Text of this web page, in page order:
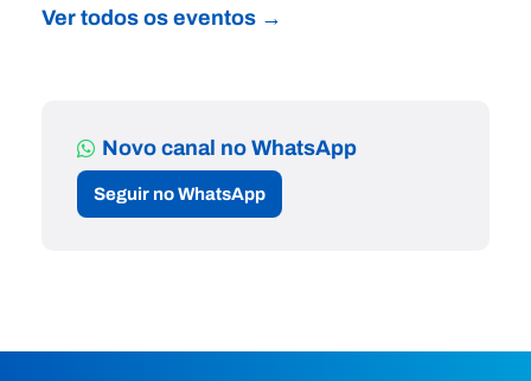
Ver todos os eventos →
Novo canal no WhatsApp
Seguir no WhatsApp